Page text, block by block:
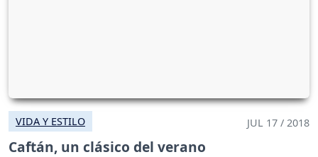
VIDA Y ESTILO JUL 17 / 2018
Caftán, un clásico del verano